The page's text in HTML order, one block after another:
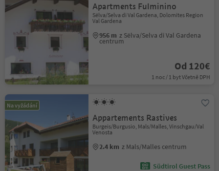
Apartments Fulminino
Sëlva/Selva di Val Gardena, Dolomites Region
Val Gardena
956 m z Sëlva/Selva di Val Gardena
centrum
Od 120€
1 noc / 1 byt Včetně DPH
Na vyžádání
Appartements Rastives
Burgeis/Burgusio, Mals/Malles, Vinschgau/Val
Venosta
2.4 km z Mals/Malles centrum
Südtirol Guest Pass